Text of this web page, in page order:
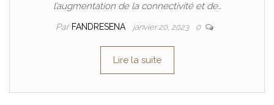
l’augmentation de la connectivité et de…
Par FANDRESENA janvier 20, 2023 0
Lire la suite